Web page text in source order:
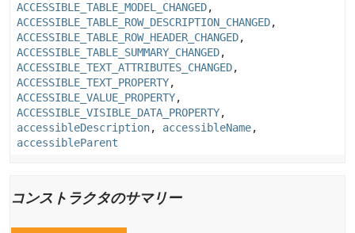
ACCESSIBLE_TABLE_MODEL_CHANGED,
ACCESSIBLE_TABLE_ROW_DESCRIPTION_CHANGED,
ACCESSIBLE_TABLE_ROW_HEADER_CHANGED,
ACCESSIBLE_TABLE_SUMMARY_CHANGED,
ACCESSIBLE_TEXT_ATTRIBUTES_CHANGED,
ACCESSIBLE_TEXT_PROPERTY,
ACCESSIBLE_VALUE_PROPERTY,
ACCESSIBLE_VISIBLE_DATA_PROPERTY,
accessibleDescription, accessibleName,
accessibleParent
コンストラクタのサマリー